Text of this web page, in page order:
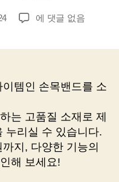
손
팔
우
하
는
트
렌
에 댓글 없음
템인 손목밴드를 소
는 고품질 소재로 제
누리실 수 있습니다.
지, 다양한 기능의
해 보세요!